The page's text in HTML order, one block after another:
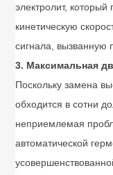
электролит,
кинетическую
сигнала, вызванную
3. Максимальная
Поскольку замена
обходится в сотни
неприемлемая
автоматической